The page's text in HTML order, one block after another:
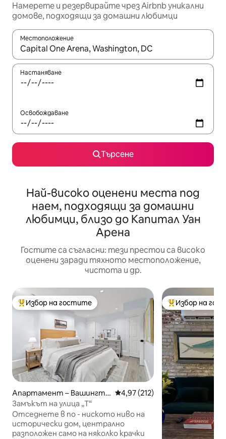
Намерете и резервирайте чрез Airbnb уникални
домове, подходящи за домашни любимци
Местоположение
Когато резултатите се покажат, използвайте
Настаняване
Освобождаване
Търсене
Най-високо оценени места под
наем, подходящи за домашни
любимци, близо до Капитал Уан
Арена
Гостите са съгласни: тези престои са високо
оценени заради тяхното местоположение,
чистота и др.
Най-популярен избор на гостите
Избор на гостите
Апартамент – Вашингто
н
Средна оценка: 4,97 от 5,
4,97 (212)
Замъкът на улица „Т“
Отседнете в по - ниското ниво на
исторически дом, централно
разположен само на няколко крачки
Най-популярен
Избор на